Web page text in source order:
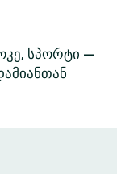
სპორტი —